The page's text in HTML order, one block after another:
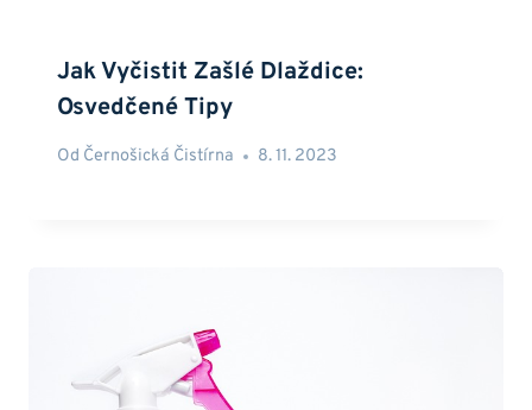
Jak Vyčistit Zašlé Dlaždice:
Osvedčené Tipy
Od Černošická Čistírna 8. 11. 2023